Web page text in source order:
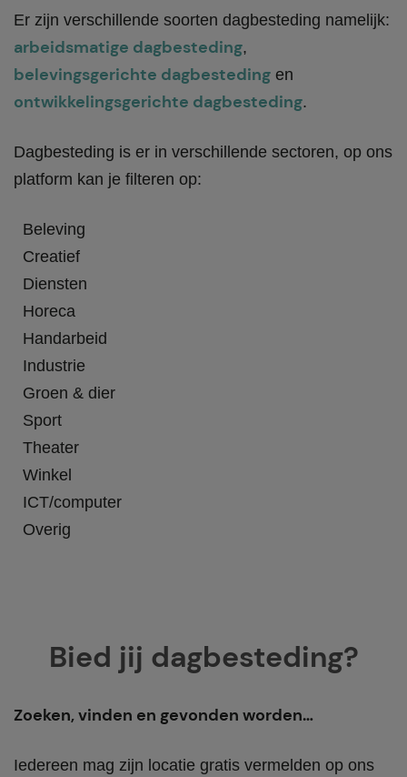
Er zijn verschillende soorten dagbesteding namelijk:
arbeidsmatige dagbesteding,
belevingsgerichte dagbesteding en
ontwikkelingsgerichte dagbesteding.
Dagbesteding is er in verschillende sectoren, op ons
platform kan je filteren op:
Beleving
Creatief
Diensten
Horeca
Handarbeid
Industrie
Groen & dier
Sport
Theater
Winkel
ICT/computer
Overig
Bied jij dagbesteding?
Zoeken, vinden en gevonden worden…
Iedereen mag zijn locatie gratis vermelden op ons